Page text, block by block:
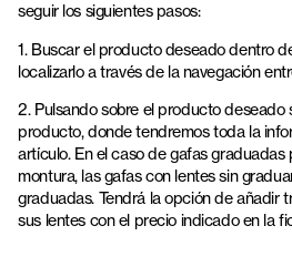
seguir los siguientes pasos:
1. Buscar el producto deseado dentro
localizarlo a través de la navegación
2. Pulsando sobre el producto
producto, donde tendremos toda la
artículo. En el caso de gafas graduadas
montura, las gafas con lentes sin
graduadas. Tendrá la opción de añadir
sus lentes con el precio indicado en la